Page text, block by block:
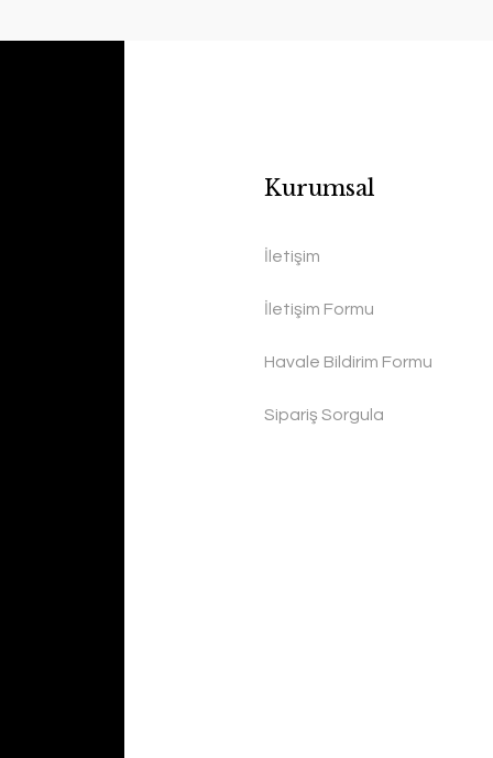
Kurumsal
İletişim
İletişim Formu
Havale Bildirim Formu
Sipariş Sorgula